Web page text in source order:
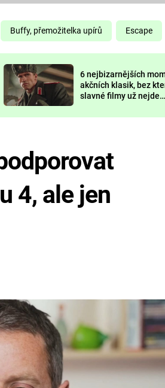
DELIVERANCE
Buffy, přemožitelka upírů Escape
6 nejbizarnějších
akčních klasik, bez
slavné filmy už nejde
4, ale jen